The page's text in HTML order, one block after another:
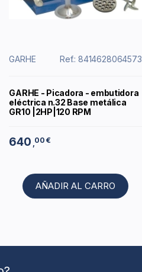
GARHE Ref.: 8414628064573
GARHE - Picadora - embutidora
eléctrica n.32 Base metálica
GR10 |2HP|120 RPM
640 ,00 €
AÑADIR AL CARRO